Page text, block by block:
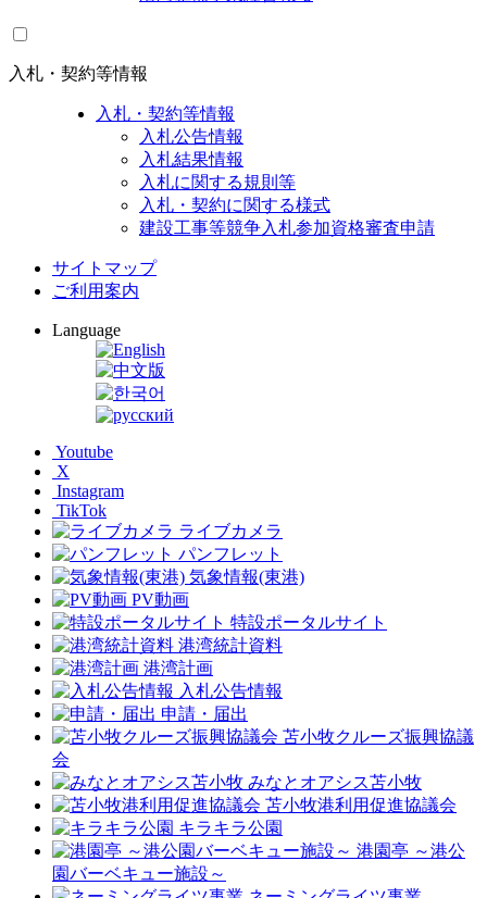
入札・契約等情報
入札・契約等情報
入札公告情報
入札結果情報
入札に関する規則等
入札・契約に関する様式
建設工事等競争入札参加資格審査申請
サイトマップ
ご利用案内
Language
Youtube
X
Instagram
TikTok
ライブカメラ
パンフレット
気象情報(東港)
PV動画
特設ポータルサイト
港湾統計資料
港湾計画
入札公告情報
申請・届出
苫小牧クルーズ振興協議
会
みなとオアシス苫小牧
苫小牧港利用促進協議会
キラキラ公園
港園亭 ～港公
園バーベキュー施設～